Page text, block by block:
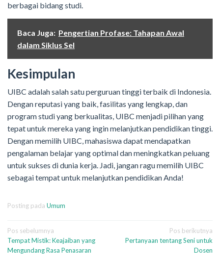
berbagai bidang studi.
Baca Juga: Pengertian Profase: Tahapan Awal
dalam Siklus Sel
Kesimpulan
UIBC adalah salah satu perguruan tinggi terbaik di Indonesia.
Dengan reputasi yang baik, fasilitas yang lengkap, dan
program studi yang berkualitas, UIBC menjadi pilihan yang
tepat untuk mereka yang ingin melanjutkan pendidikan tinggi.
Dengan memilih UIBC, mahasiswa dapat mendapatkan
pengalaman belajar yang optimal dan meningkatkan peluang
untuk sukses di dunia kerja. Jadi, jangan ragu memilih UIBC
sebagai tempat untuk melanjutkan pendidikan Anda!
Posting pada Umum
Navigasi
pos
Pos sebelumnya
Tempat Mistik: Keajaiban yang
Mengundang Rasa Penasaran
Pos berikutnya
Pertanyaan tentang Seni untuk
Dosen